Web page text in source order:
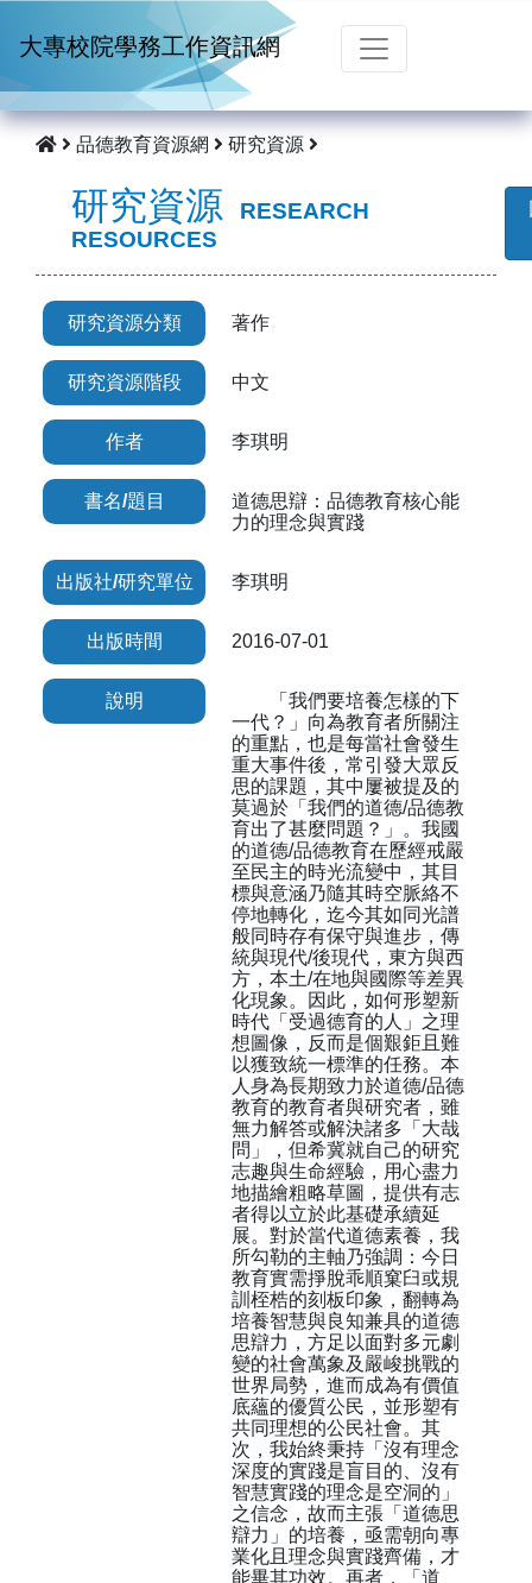
大專校院學務工作資訊網
品德教育資源網 研究資源
研究資源
RESEARCH
RESOURCES
研究資源分類 著作
研究資源階段 中文
作者 李琪明
書名/題目
道德思辯：品德教育核心能
力的理念與實踐
出版社/研究單位 李琪明
出版時間 2016-07-01
說明
「我們要培養怎樣的下
一代？」向為教育者所關注
的重點，也是每當社會發生
重大事件後，常引發大眾反
思的課題，其中屢被提及的
莫過於「我們的道德/品德教
育出了甚麼問題？」。我國
的道德/品德教育在歷經戒嚴
至民主的時光流變中，其目
標與意涵乃隨其時空脈絡不
停地轉化，迄今其如同光譜
般同時存有保守與進步，傳
統與現代/後現代，東方與西
方，本土/在地與國際等差異
化現象。因此，如何形塑新
時代「受過德育的人」之理
想圖像，反而是個艱鉅且難
以獲致統一標準的任務。本
人身為長期致力於道德/品德
教育的教育者與研究者，雖
無力解答或解決諸多「大哉
問」，但希冀就自己的研究
志趣與生命經驗，用心盡力
地描繪粗略草圖，提供有志
者得以立於此基礎承續延
展。對於當代道德素養，我
所勾勒的主軸乃強調：今日
教育實需掙脫乖順窠臼或規
訓桎梏的刻板印象，翻轉為
培養智慧與良知兼具的道德
思辯力，方足以面對多元劇
變的社會萬象及嚴峻挑戰的
世界局勢，進而成為有價值
底蘊的優質公民，並形塑有
共同理想的公民社會。其
次，我始終秉持「沒有理念
深度的實踐是盲目的、沒有
智慧實踐的理念是空洞的」
之信念，故而主張「道德思
辯力」的培養，亟需朝向專
業化且理念與實踐齊備，才
能畢其功效。再者，「道